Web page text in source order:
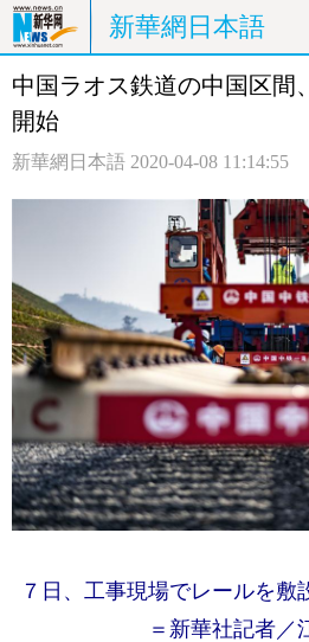
新華網日本語
ホームページ 政治
評論
中国ラオス鉄道の中国区間
開始
新華網日本語 2020-04-08 11:14:55
７日、工事現場でレールを敷
＝新華社記者／